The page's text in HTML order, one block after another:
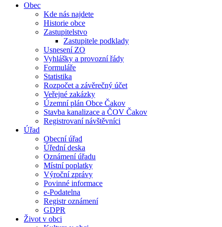
Obec
Kde nás najdete
Historie obce
Zastupitelstvo
Zastupitele podklady
Usnesení ZO
Vyhlášky a provozní řády
Formuláře
Statistika
Rozpočet a závěrečný účet
Veřejné zakázky
Územní plán Obce Čakov
Stavba kanalizace a ČOV Čakov
Registrovaní návštěvníci
Úřad
Obecní úřad
Úřední deska
Oznámení úřadu
Místní poplatky
Výroční zprávy
Povinné informace
e-Podatelna
Registr oznámení
GDPR
Život v obci